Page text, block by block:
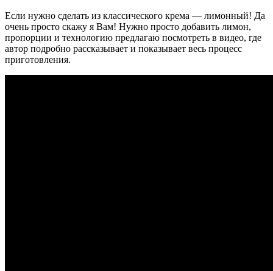
Если нужно сделать из классического крема — лимонный! Да
очень просто скажу я Вам! Нужно просто добавить лимон,
пропорции и технологию предлагаю посмотреть в видео, где
автор подробно рассказывает и показывает весь процесс
приготовления.